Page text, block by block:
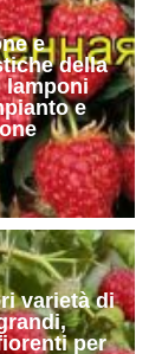
e
della
lamponi
e
varietà di
per